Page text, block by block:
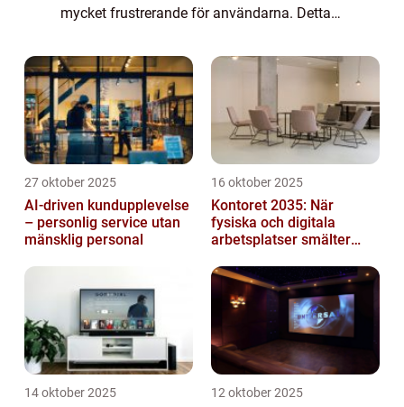
mycket frustrerande för användarna. Detta
frågor om vad som orsakar dessa krascha...
27 oktober 2025
AI-driven kundupplevelse
– personlig service utan
mänsklig personal
16 oktober 2025
Kontoret 2035: När
fysiska och digitala
arbetsplatser smälter
14 oktober 2025 12 oktober 2025